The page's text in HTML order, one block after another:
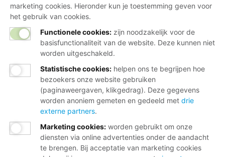
marketing cookies. Hieronder kun je toestemming geven voor
het gebruik van cookies.
Functionele cookies: zijn noodzakelijk voor de
basisfunctionaliteit van de website. Deze kunnen niet
worden uitgeschakeld.
Statistische cookies: helpen ons te begrijpen hoe
bezoekers onze website gebruiken
(paginaweergaven, klikgedrag). Deze gegevens
worden anoniem gemeten en gedeeld met drie
externe partners.
Marketing cookies: worden gebruikt om onze
diensten via online advertenties onder de aandacht
te brengen. Bij acceptatie van marketing cookies